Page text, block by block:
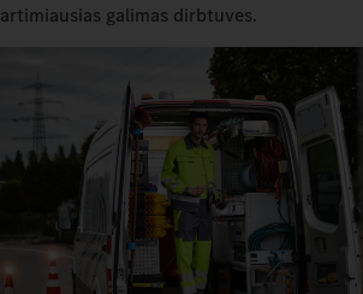
artimiausias galimas dirbtuves.